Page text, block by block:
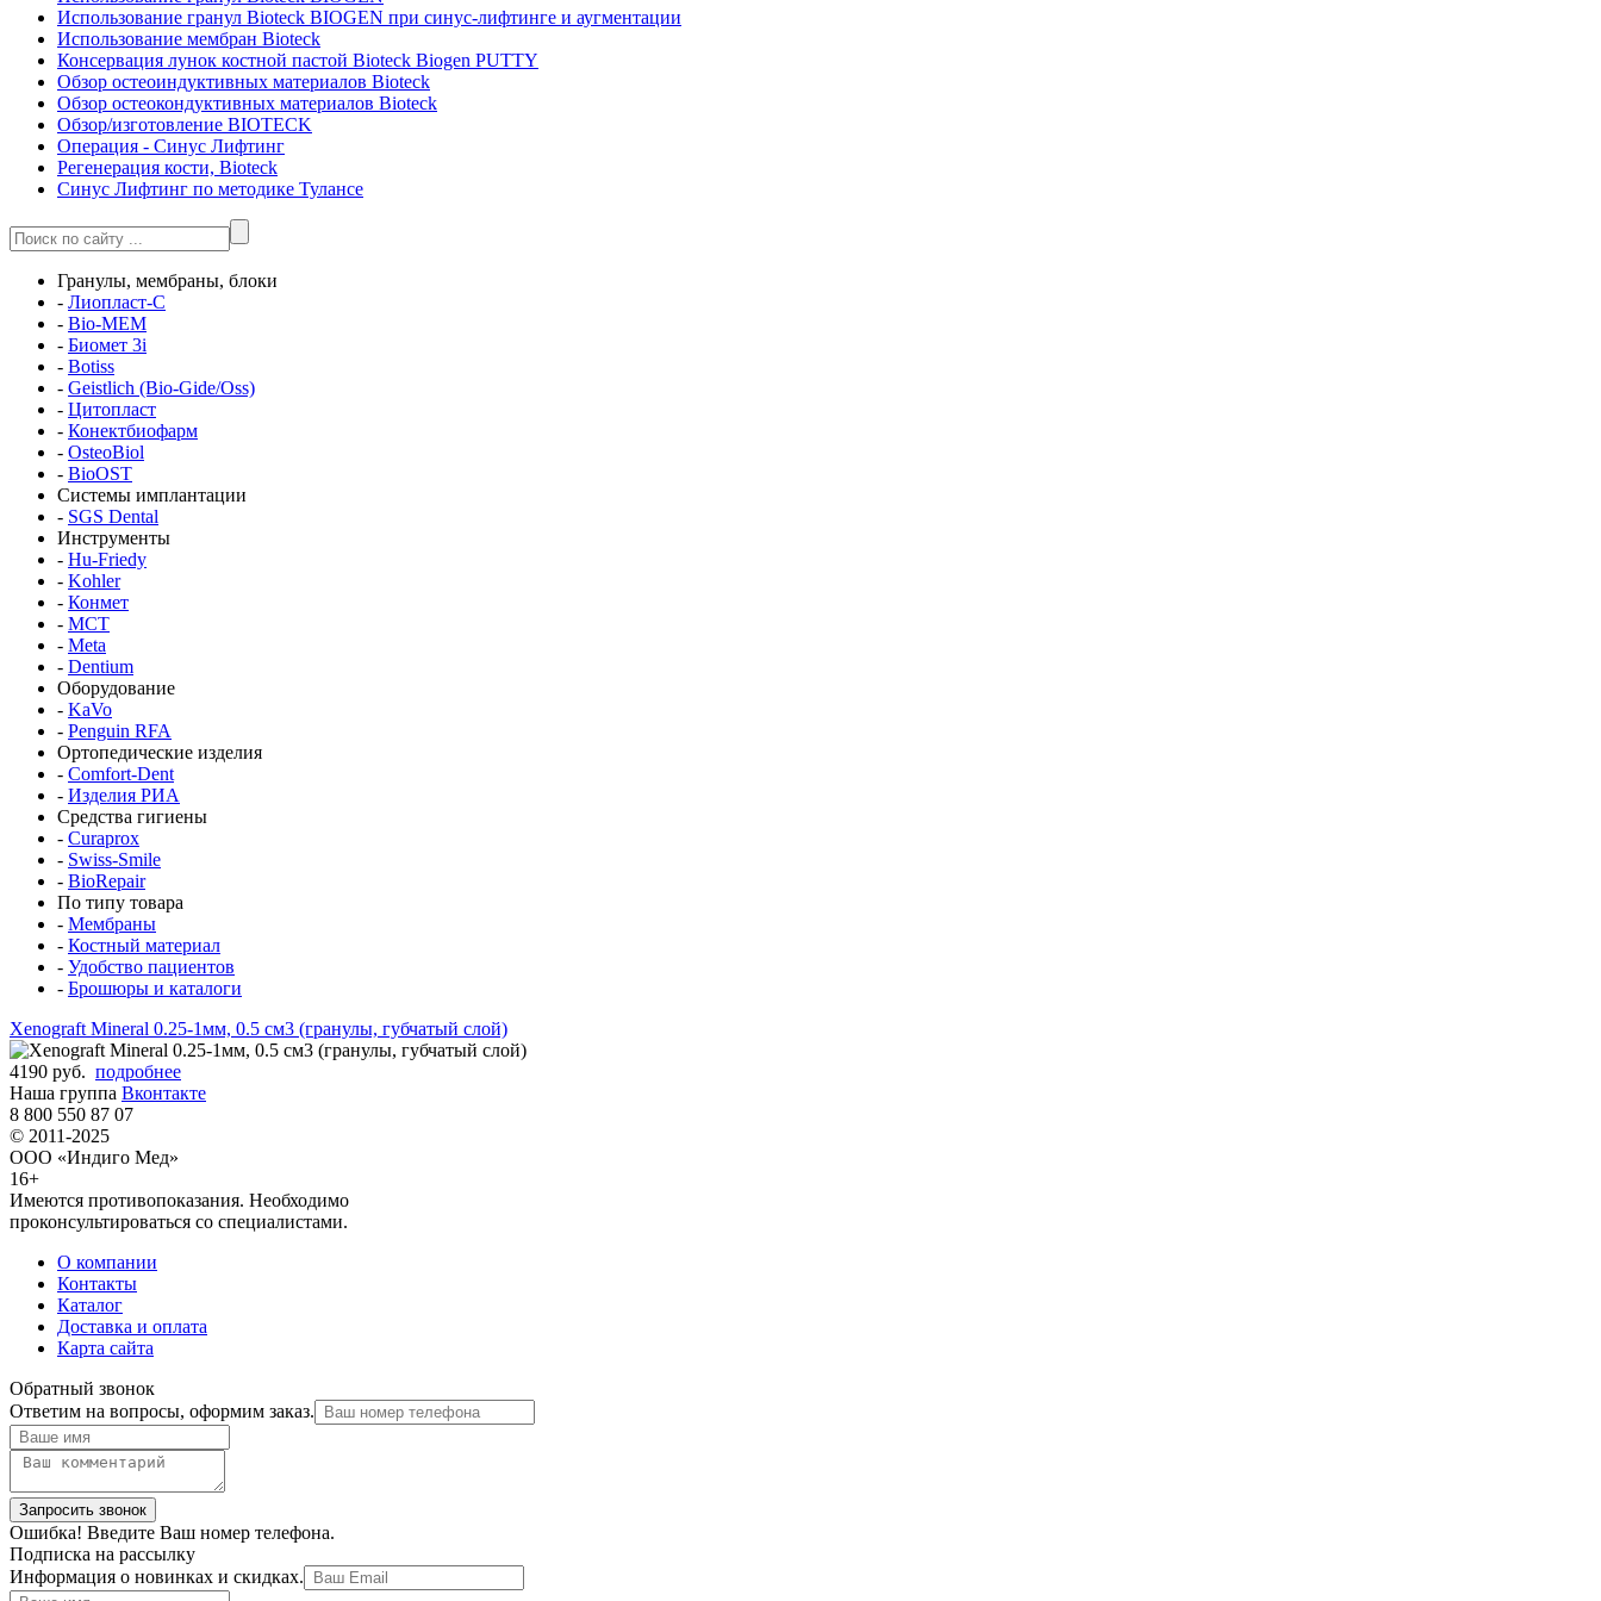
Использование гранул Bioteck BIOGEN при синус-лифтинге и аугментации
Использование мембран Bioteck
Консервация лунок костной пастой Bioteck Biogen PUTTY
Обзор остеоиндуктивных материалов Bioteck
Обзор остеокондуктивных материалов Bioteck
Обзор/изготовление BIOTECK
Операция - Синус Лифтинг
Регенерация кости, Bioteck
Синус Лифтинг по методике Тулансе
Гранулы, мембраны, блоки
- Лиопласт-С
- Bio-MEM
- Биомет 3i
- Botiss
- Geistlich (Bio-Gide/Oss)
- Цитопласт
- Конектбиофарм
- OsteoBiol
- BioOST
Системы имплантации
- SGS Dental
Инструменты
- Hu-Friedy
- Kohler
- Конмет
- MCT
- Meta
- Dentium
Оборудование
- KaVo
- Penguin RFA
Ортопедические изделия
- Comfort-Dent
- Изделия РИА
Средства гигиены
- Curaprox
- Swiss-Smile
- BioRepair
По типу товара
- Мембраны
- Костный материал
- Удобство пациентов
- Брошюры и каталоги
Xenograft Mineral 0.25-1мм, 0.5 см3 (гранулы, губчатый слой)
4190 руб. подробнее
Наша группа Вконтакте
8 800 550 87 07
© 2011-2025
ООО «Индиго Мед»
16+
Имеются противопоказания. Необходимо
проконсультироваться со специалистами.
О компании
Контакты
Каталог
Доставка и оплата
Карта сайта
Обратный звонок
Ответим на вопросы, оформим заказ.
Ошибка! Введите Ваш номер телефона.
Подписка на рассылку
Информация о новинках и скидках.